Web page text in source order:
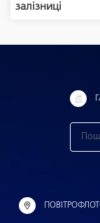
залізниці
н
й